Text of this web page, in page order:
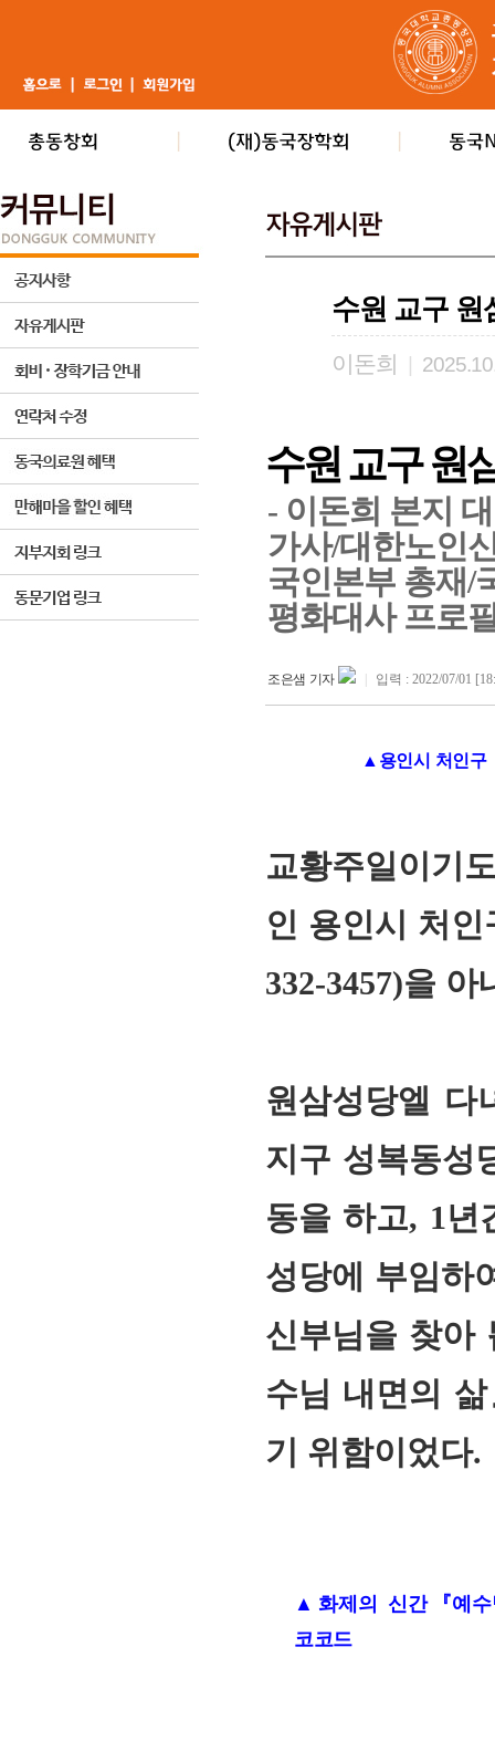
이사장 인사말
연혁·사업실적
역대 이사장
결산 공시
총동창
지부·지
언론에
포토뉴
수원 교구 원
이돈희
수원 교구 원
- 이돈희 본지
가사/대한노인
국인본부 총재/
평화대사 프로
조은샘 기자 입력 : 2022/07/01
▲용인시 처인
교황주일이기
인 용인시 처
332-3457)을 아
원삼성당엘 다
지구 성복동성
동을 하고, 1년
성당에 부임하
신부님을 찾아
수님 내면의 삶
기 위함이었다.
▲ 화제의 신간 『예수
코코드